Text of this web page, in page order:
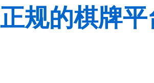
正规的棋牌